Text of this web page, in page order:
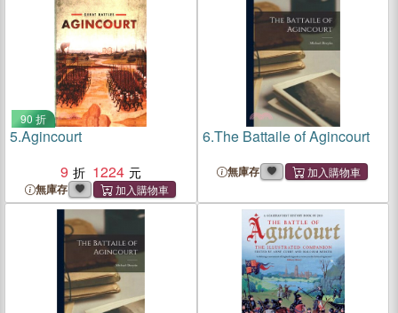
90 折
5.Agincourt
9
1224
無庫存
6.The Battaile of Agincourt
無庫存